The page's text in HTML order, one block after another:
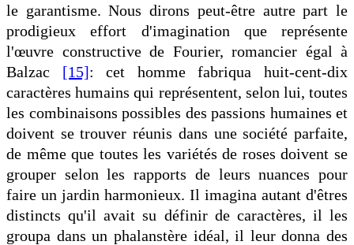
le garantisme. Nous dirons peut-être autre part le
prodigieux effort d'imagination que représente
l'œuvre constructive de Fourier, romancier égal à
Balzac [15]: cet homme fabriqua huit-cent-dix
caractères humains qui représentent, selon lui, toutes
les combinaisons possibles des passions humaines et
doivent se trouver réunis dans une société parfaite,
de même que toutes les variétés de roses doivent se
grouper selon les rapports de leurs nuances pour
faire un jardin harmonieux. Il imagina autant d'êtres
distincts qu'il avait su définir de caractères, il les
groupa dans un phalanstère idéal, il leur donna des